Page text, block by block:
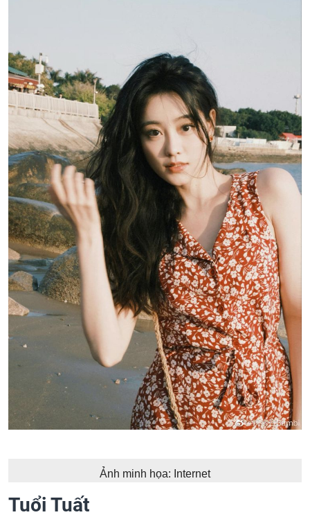
Ảnh minh họa: Internet
Tuổi Tuất